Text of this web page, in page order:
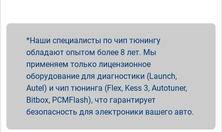
Наши специалисты по чип тюнингу
обладают опытом более 8 лет. Мы
применяем только лицензионное
оборудование для диагностики (Launch,
Autel) и чип тюнинга (Flex, Kess 3, Autotuner,
Bitbox, PCMFlash), что гарантирует
безопасность для электроники вашего авто.